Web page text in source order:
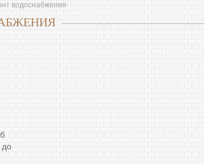
водоснабжения
до